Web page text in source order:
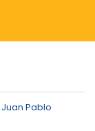
Juan Pablo